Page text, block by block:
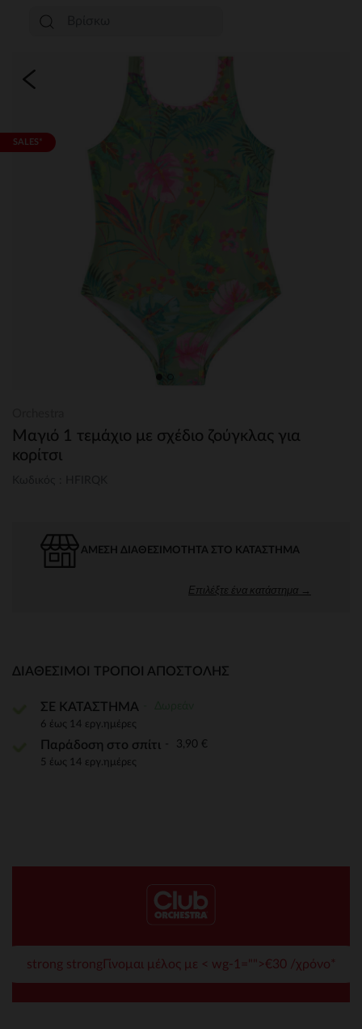
SALES*
Μαγιό 1 τεμάχιο με σχέδιο ζούγκλας για
κορίτσι
ΆΜΕΣΗ ΔΙΑΘΕΣΙΜΌΤΗΤΑ ΣΤΟ ΚΑΤΆΣΤΗΜΑ
Επιλέξτε ένα κατάστημα →
ΔΙΑΘΈΣΙΜΟΙ ΤΡΌΠΟΙ ΑΠΟΣΤΟΛΉΣ
ΣΕ ΚΑΤΑΣΤΗΜΑ
6 έως 14 εργ.ημέρες
Παράδοση στο σπίτι 3,90 €
5 έως 14 εργ.ημέρες
strong strongΓίνομαι μέλος με < wg-1="">€30 /χρόνο*